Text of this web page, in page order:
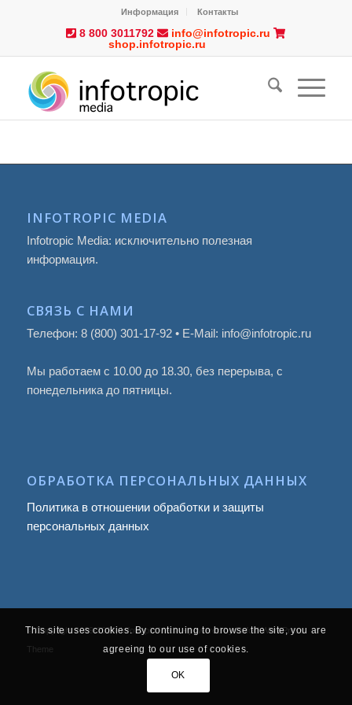
Информация Контакты
8 800 3011792
info@infotropic.ru
shop.infotropic.ru
INFOTROPIC MEDIA
Infotropic Media: исключительно полезная
информация.
СВЯЗЬ С НАМИ
Телефон: 8 (800) 301-17-92 • E-Mail: info@infotropic.ru
Мы работаем с 10.00 до 18.30, без перерыва, с
понедельника до пятницы.
ОБРАБОТКА ПЕРСОНАЛЬНЫХ ДАННЫХ
Политика в отношении обработки и защиты
персональных данных
© Copyright 2009-2026, Infotropic Media -powered by Enfold WordPress
Theme
This site uses cookies. By continuing to browse the site, you are
agreeing to our use of cookies.
OK